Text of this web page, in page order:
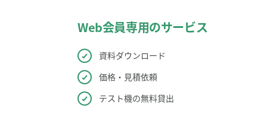
Web会員専用のサービス
資料ダウンロード
価格・見積依頼
テスト機の無料貸出